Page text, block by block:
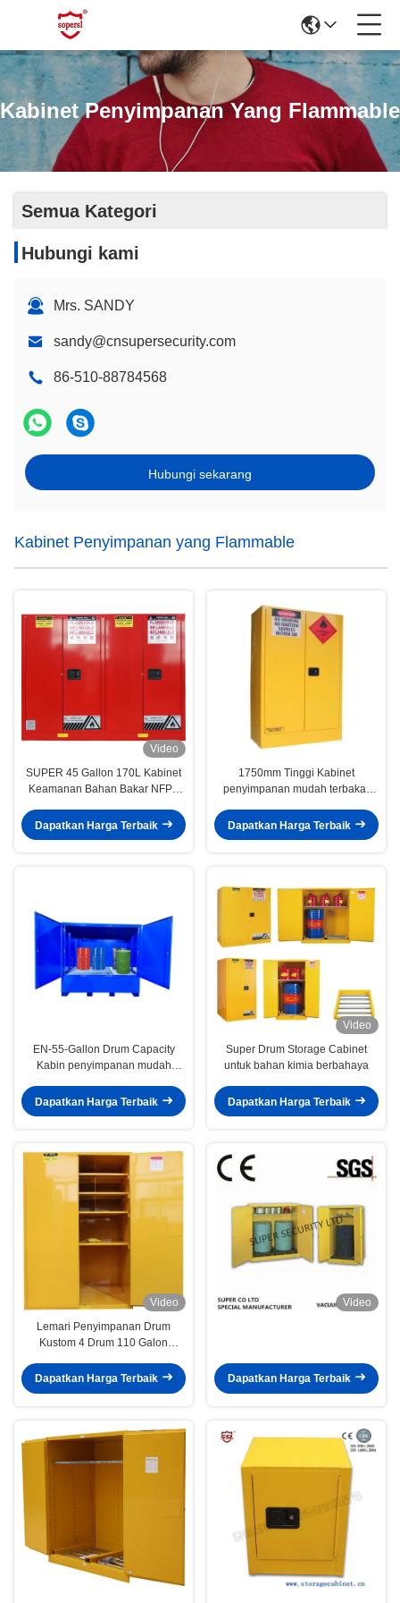
Kabinet Penyimpanan Yang Flammable
Semua Kategori
Hubungi kami
Mrs. SANDY
sandy@cnsupersecurity.com
86-510-88784568
Hubungi sekarang
Kabinet Penyimpanan yang Flammable
Video
SUPER 45 Gallon 170L Kabinet
Keamanan Bahan Bakar NFPA
penyimpanan mudah terbakar
Dapatkan Harga Terbaik
1750mm Tinggi Kabinet
penyimpanan mudah terbakar
terstruktur
Dapatkan Harga Terbaik
EN-55-Gallon Drum Capacity
Kabin penyimpanan mudah
sistem knalpot untuk bahan
berbahaya
Dapatkan Harga Terbaik
Video
Super Drum Storage Cabinet
untuk bahan kimia berbahaya
Dapatkan Harga Terbaik
Video
Lemari Penyimpanan Drum
Kustom 4 Drum 110 Galon
Dapatkan Harga Terbaik
Video
Dapatkan Harga Terbaik